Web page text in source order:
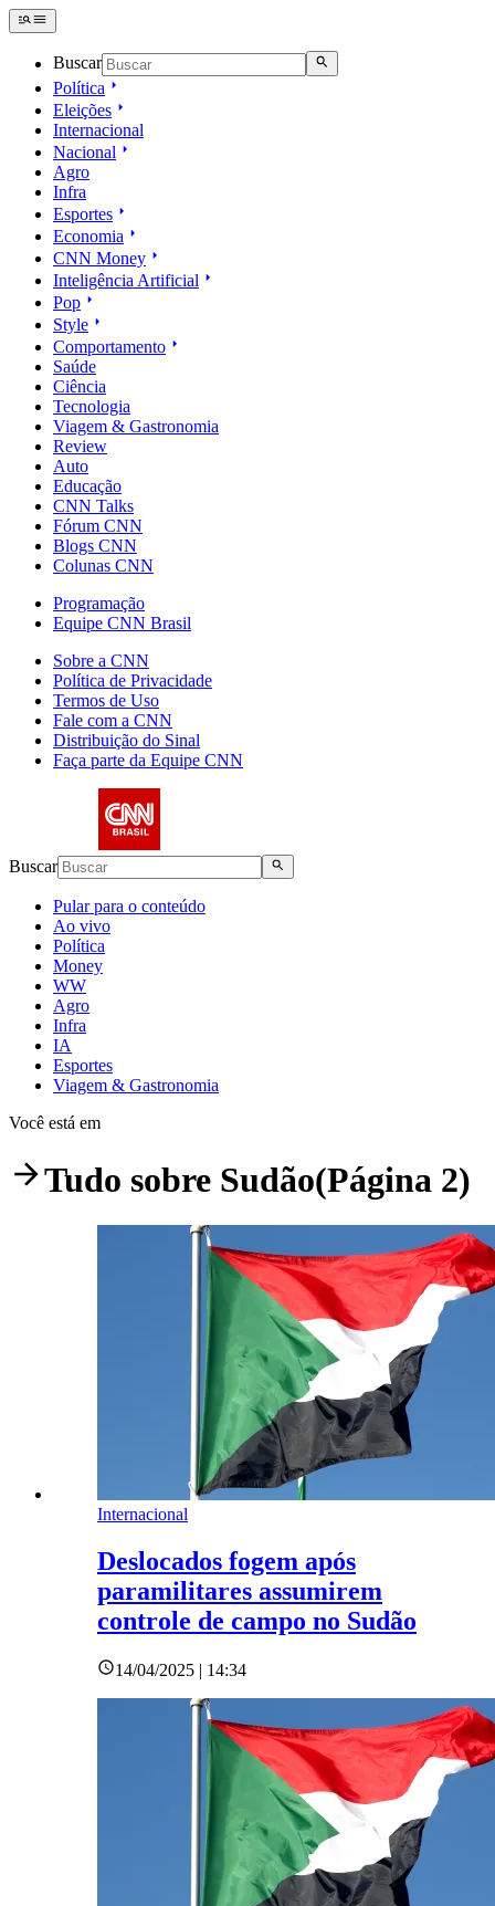
Buscar
Política
Eleições
Internacional
Nacional
Agro
Infra
Esportes
Economia
CNN Money
Inteligência Artificial
Pop
Style
Comportamento
Saúde
Ciência
Tecnologia
Viagem & Gastronomia
Review
Auto
Educação
CNN Talks
Fórum CNN
Blogs CNN
Colunas CNN
Programação
Equipe CNN Brasil
Sobre a CNN
Política de Privacidade
Termos de Uso
Fale com a CNN
Distribuição do Sinal
Faça parte da Equipe CNN
Buscar
Pular para o conteúdo
Ao vivo
Política
Money
WW
Agro
Infra
IA
Esportes
Viagem & Gastronomia
Você está em
Tudo sobre Sudão(Página 2)
Internacional
Deslocados fogem após
paramilitares assumirem
controle de campo no Sudão
14/04/2025 | 14:34